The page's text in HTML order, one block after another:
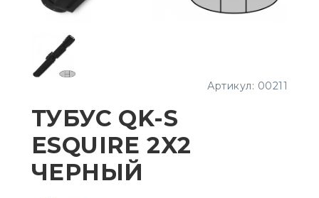
Артикул: 00211
ТУБУС QK-S
ESQUIRE 2X2
ЧЕРНЫЙ